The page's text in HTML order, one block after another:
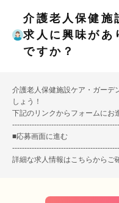
介護老人保健施
求人に興味があ
ですか？
介護老人保健施設ケア・ガーデ
しょう！
下記のリンクからフォームにお
■応募画面に進む
詳細な求人情報はこちらからご